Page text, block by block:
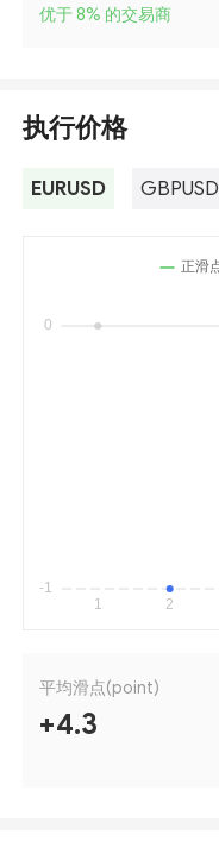
优于 8% 的交易商
执行价格
EURUSD GBPUSD
平均滑点(point)
+4.3